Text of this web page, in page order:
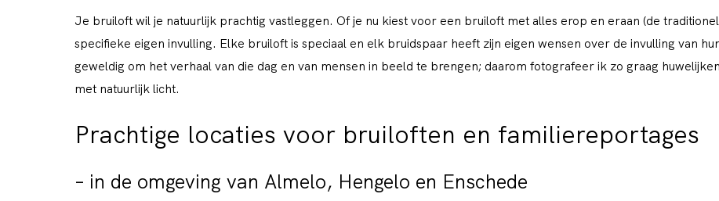
Je bruiloft wil je natuurlijk prachtig vastleggen. Of je nu kiest voor een bruiloft met alles erop en eraan (de
specifieke eigen invulling. Elke bruiloft is speciaal en elk bruidspaar heeft zijn eigen wensen over de invulling van
geweldig om het verhaal van die dag en van mensen in beeld te brengen; daarom fotografeer ik zo graag
met natuurlijk licht.
Prachtige locaties voor bruiloften en familiereportages
– in de omgeving van Almelo, Hengelo en Enschede